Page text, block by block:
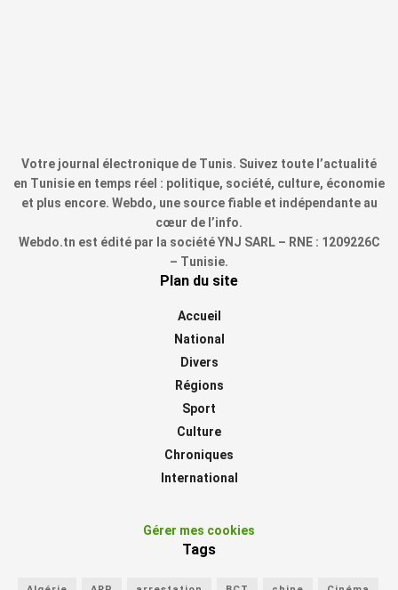
Votre journal électronique de Tunis. Suivez toute l’actualité
en Tunisie en temps réel : politique, société, culture, économie
et plus encore. Webdo, une source fiable et indépendante au
cœur de l’info.
Webdo.tn est édité par la société YNJ SARL – RNE : 1209226C
– Tunisie.
Plan du site
Accueil
National
Divers
Régions
Sport
Culture
Chroniques
International
Gérer mes cookies
Tags